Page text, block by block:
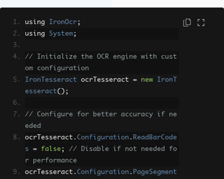
using IronOcr ;
using System;
// Initialize the OCR engine with cust
om configuration
IronTesseract ocrTesseract = new
IronT
esseract();
// Configure for better accuracy if ne
eded
ocrTesseract . Configuration . ReadBarCode
s
= false ;
// Disable if not needed fo
r performance
ocrTesseract . Configuration . PageSegment